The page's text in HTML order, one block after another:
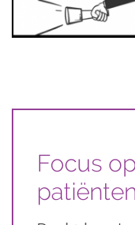
Focus